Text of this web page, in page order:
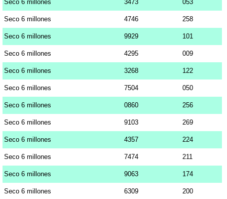
Seco 6 millones 3473 053
Seco 6 millones 4746 258
Seco 6 millones 9929 101
Seco 6 millones 4295 009
Seco 6 millones 3268 122
Seco 6 millones 7504 050
Seco 6 millones 0860 256
Seco 6 millones 9103 269
Seco 6 millones 4357 224
Seco 6 millones 7474 211
Seco 6 millones 9063 174
Seco 6 millones 6309 200